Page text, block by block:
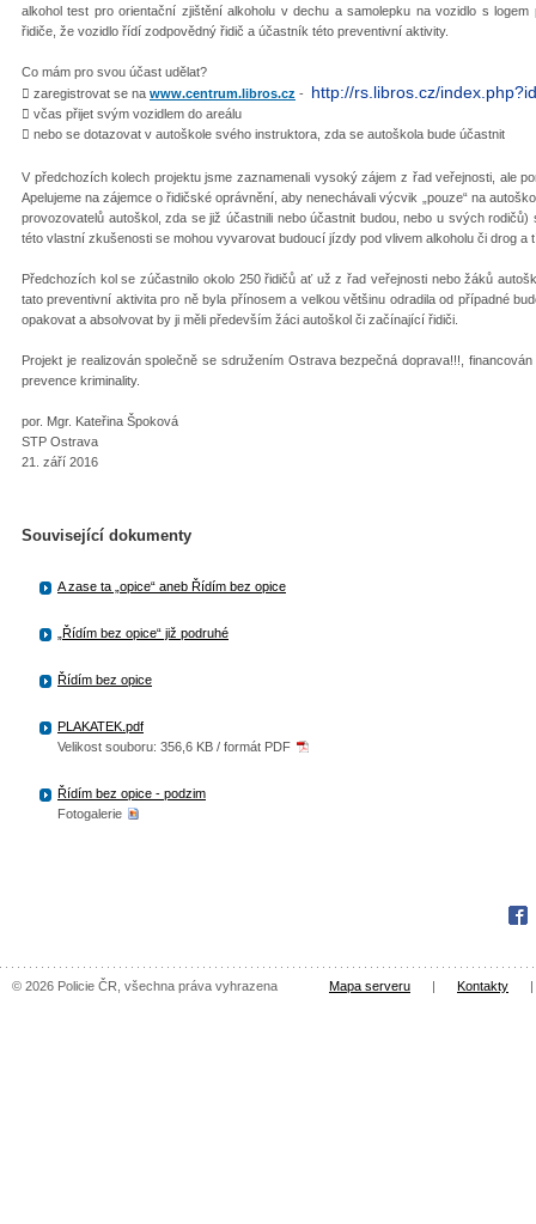
alkohol test pro orientační zjištění alkoholu v dechu a samolepku na vozidlo s
řidiče, že vozidlo řídí zodpovědný řidič a účastník této preventivní aktivity.
Co mám pro svou účast udělat?
 zaregistrovat se na www.centrum.libros.cz - http://rs.libros.cz/
 včas přijet svým vozidlem do areálu
 nebo se dotazovat v autoškole svého instruktora, zda se autoškola bude účastnit
V předchozích kolech projektu jsme zaznamenali vysoký zájem z řad veřejnosti, ale
Apelujeme na zájemce o řidičské oprávnění, aby nenechávali výcvik „pouze“ na
provozovatelů autoškol, zda se již účastnili nebo účastnit budou, nebo u svých
této vlastní zkušenosti se mohou vyvarovat budoucí jízdy pod vlivem alkoholu či drog
Předchozích kol se zúčastnilo okolo 250 řidičů ať už z řad veřejnosti nebo žáků
tato preventivní aktivita pro ně byla přínosem a velkou většinu odradila od případné
opakovat a absolvovat by ji měli především žáci autoškol či začínající řidiči.
Projekt je realizován společně se sdružením Ostrava bezpečná doprava!!!,
prevence kriminality.
por. Mgr. Kateřina Špoková
STP Ostrava
21. září 2016
Související dokumenty
A zase ta „opice“ aneb Řídím bez opice
„Řídím bez opice“ již podruhé
Řídím bez opice
PLAKATEK.pdf
Velikost souboru: 356,6 KB / formát PDF
Řídím bez opice - podzim
Fotogalerie
© 2026 Policie ČR, všechna práva vyhrazena Mapa serveru | Kontakty |